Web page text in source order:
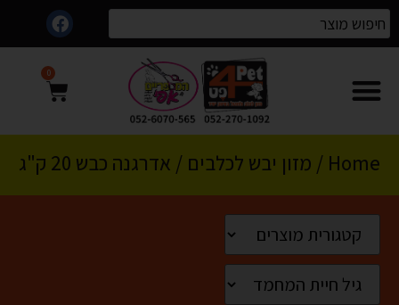
0
Home
/ מזון יבש לכלבים / אדרגנה כבש 20 ק"ג